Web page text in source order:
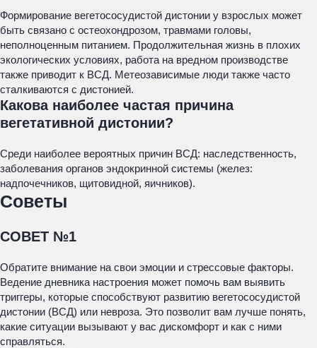
Формирование вегетососудистой дистонии у взрослых может
быть связано с остеохондрозом, травмами головы,
неполноценным питанием. Продолжительная жизнь в плохих
экологических условиях, работа на вредном производстве
также приводит к ВСД. Метеозависимые люди также часто
сталкиваются с дистонией.
Какова наиболее частая причина
вегетативной дистонии?
Среди наиболее вероятных причин ВСД: наследственность,
заболевания органов эндокринной системы (желез:
надпочечников, щитовидной, яичников).
Советы
СОВЕТ №1
Обратите внимание на свои эмоции и стрессовые факторы.
Ведение дневника настроения может помочь вам выявить
триггеры, которые способствуют развитию вегетососудистой
дистонии (ВСД) или невроза. Это позволит вам лучше понять,
какие ситуации вызывают у вас дискомфорт и как с ними
справляться.